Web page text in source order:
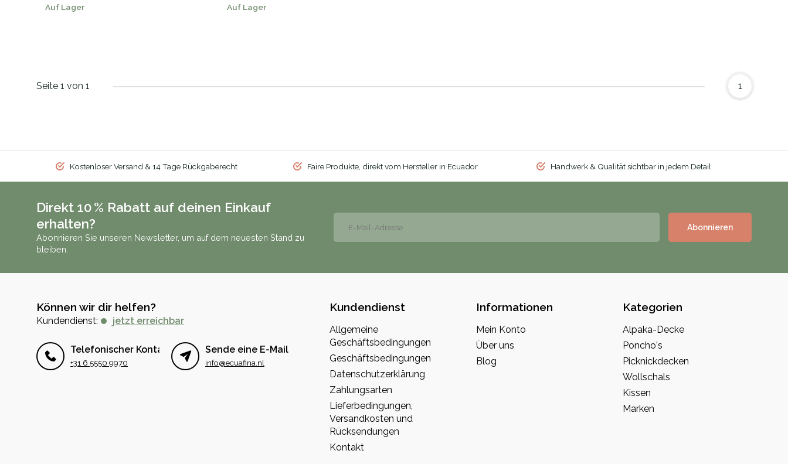
Auf Lager Auf Lager
Seite 1 von 1 1
Kostenloser Versand & 14 Tage Rückgaberecht Faire Produkte, direkt vom Hersteller in Ecuador Handwerk & Qualität sichtbar in jedem Detail
Direkt 10 % Rabatt auf deinen Einkauf
erhalten?
Abonnieren Sie unseren Newsletter, um auf dem neuesten Stand zu
bleiben.
Abonnieren
Können wir dir helfen?
Kundendienst: jetzt erreichbar
Telefonischer Kontakt
+31 6 5550 9970
Sende eine E-Mail
info@ecuafina.nl
Kundendienst
Allgemeine
Geschäftsbedingungen
Geschäftsbedingungen
Datenschutzerklärung
Zahlungsarten
Lieferbedingungen,
Versandkosten und
Rücksendungen
Kontakt
Informationen
Mein Konto
Über uns
Blog
Kategorien
Alpaka-Decke
Poncho's
Picknickdecken
Wollschals
Kissen
Marken